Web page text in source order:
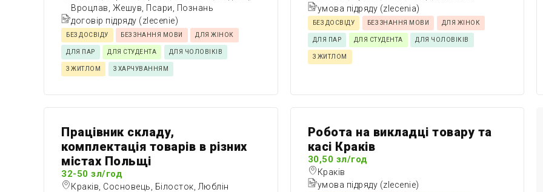
Вроцлав, Жешув, Псари, Познань
договір підряду (zlecenie)
БЕЗ ДОСВІДУ БЕЗ ЗНАННЯ МОВИ ДЛЯ ЖІНОК
ДЛЯ ПАР ДЛЯ СТУДЕНТА ДЛЯ ЧОЛОВІКІВ
З ЖИТЛОМ З ХАРЧУВАННЯМ
умова підряду (zlecenia)
БЕЗ ДОСВІДУ БЕЗ ЗНАННЯ МОВИ ДЛЯ ЖІНОК
ДЛЯ ПАР ДЛЯ СТУДЕНТА ДЛЯ ЧОЛОВІКІВ
З ЖИТЛОМ
Працівник складу,
комплектація товарів в різних
містах Польщі
32-50 зл/год
Краків, Сосновець, Білосток, Люблін
Робота на викладці товару та
касі Краків
30,50 зл/год
Краків
умова підряду (zlecenie)